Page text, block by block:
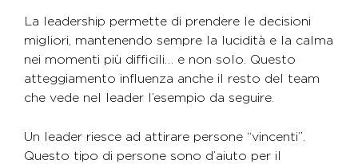
La leadership permette di prendere le decisioni
migliori, mantenendo sempre la lucidità e la calma
nei momenti più difficili… e non solo. Questo
atteggiamento influenza anche il resto del team
che vede nel leader l’esempio da seguire.
Un leader riesce ad attirare persone “vincenti”.
Questo tipo di persone sono d’aiuto per il